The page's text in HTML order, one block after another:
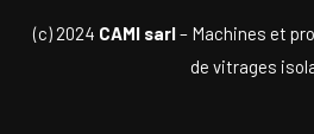
(c) 2024 CAMI sarl– Machines et
de vitrages